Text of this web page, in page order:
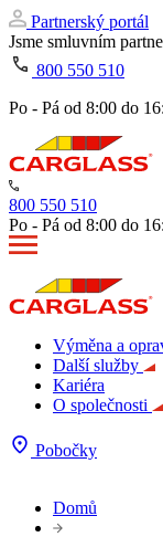
Partnerský portál
Jsme smluvním
800 550 510
Po - Pá od 8:00 do
800 550 510
Po - Pá od 8:00 do
Výměna a
Další služby
Kariéra
O společnosti
Pobočky
Domů